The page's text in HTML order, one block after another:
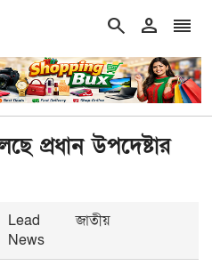
search person reorder
শেষ—রয়েল ফুটওয়্যারের
প্রধান উপদেষ্টার
Lead
News
জাতীয়